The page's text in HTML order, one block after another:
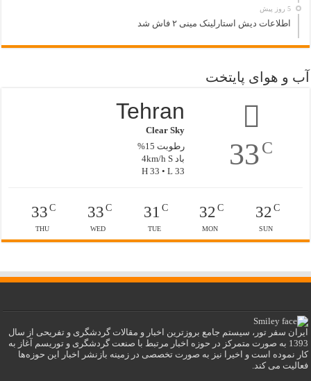
5 روز پیش
اطلاعات دیش استارلینک مینی ۲ فاش شد
آب و هوای پایتخت
33C
Tehran
Clear Sky
رطوبت 15%
باد 4km/h S
H 33 • L 33
32 C
SUN
32 C
MON
31 C
TUE
33 C
WED
33 C
THU
ایران سفر تور، سیستم جامع بروزترین اخبار و مقالات گردشگری و تفریحی از سال
1393 به صورت متمرکز در حوزه اخبار مرتبط با صنعت گردشگری و توریسم آغاز به
کار نموده است و اخیرا نیز به صورت تخصصی در زمینه بازنشر اخبار این حوزه‌ها
فعالیت می کند.